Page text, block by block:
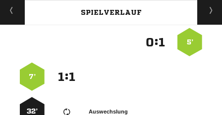
SPIELVERLAUF
5’
:
:
7’
Auswechslung
32’